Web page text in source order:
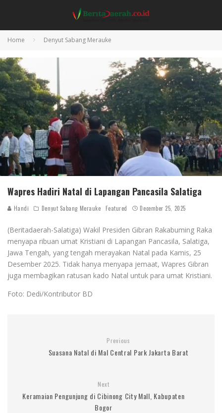
Home Denyut Sabang Merauke
Wapres Hadiri Natal di Lapangan Pancasila Salatiga
Handi Denyut Sabang Merauke Featured December 25, 2025
(Beritadaerah-Salatiga) Wakil Presiden Gibran Rakabuming Raka
menyapa ribuan umat Kristiani di Lapangan Pancasila, Salatiga,
Jawa Tengah, yang tengah merayakan Natal pada Kamis, 25
Desember 2025. Tidak hanya menyapa jemaat, Wapres Gibran
juga membagikan ratusan kado Natal untuk para umat Kristiani.
Foto: Dedi/Kontributor BD
Previous
Suasana Natal di Mal Central Park Jakarta Barat
Next
Keramaian Pengunjung di Cibinong City Mall, Kabupaten
Bogor